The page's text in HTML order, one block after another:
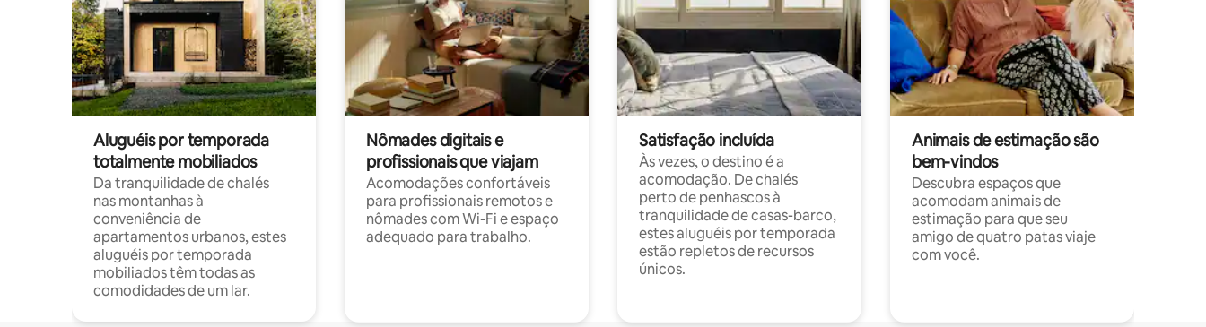
Aluguéis por temporada
totalmente mobiliados
Da tranquilidade de chalés
nas montanhas à
conveniência de
apartamentos urbanos, estes
aluguéis por temporada
mobiliados têm todas as
comodidades de um lar.
Nômades digitais e
profissionais que viajam
Acomodações confortáveis
para profissionais remotos e
nômades com Wi-Fi e espaço
adequado para trabalho.
Satisfação incluída
Às vezes, o destino é a
acomodação. De chalés
perto de penhascos à
tranquilidade de casas-barco,
estes aluguéis por temporada
estão repletos de recursos
únicos.
Animais de estimação são
bem-vindos
Descubra espaços que
acomodam animais de
estimação para que seu
amigo de quatro patas viaje
com você.